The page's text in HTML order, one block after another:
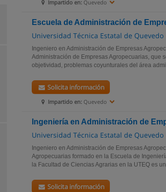
Impartido en: Quevedo
Escuela de Administración de
Universidad Técnica Estatal de Quevedo
Ingeniero en Administración de Empresas
Administración de Empresas Agropecuarias, que
objetividad, problemas coyunturales del área
Impartido en: Quevedo
Solicita información
Ingeniería en Administración de
Universidad Técnica Estatal de Quevedo
Ingeniero en Administración de Empresas
Agropecuarias formado en la Escuela de
la Facultad de Ciencias Agrarias en la UTEQ es
Solicita información